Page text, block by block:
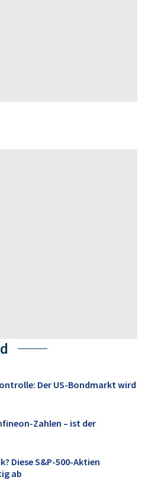
Der US-Bondmarkt wird
Zahlen – ist der
Diese S&P-500-Aktien
ab